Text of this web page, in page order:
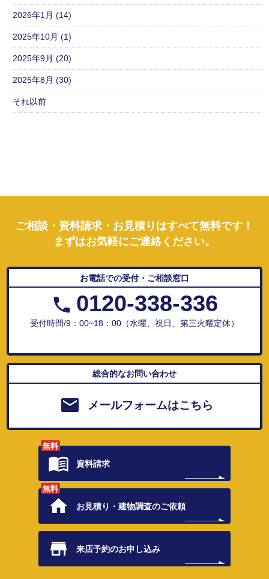
2026年1月 (14)
2025年10月 (1)
2025年9月 (20)
2025年8月 (30)
それ以前
ご相談・資料請求・お見積りはすべて無料です！
まずはお気軽にご連絡ください。
お電話での受付・ご相談窓口
0120-338-336
受付時間/9：00~18：00（水曜、祝日、第三火曜定休）
総合的なお問い合わせ
メールフォームはこちら
無料
資料請求
無料
お見積り・建物調査のご依頼
来店予約のお申し込み